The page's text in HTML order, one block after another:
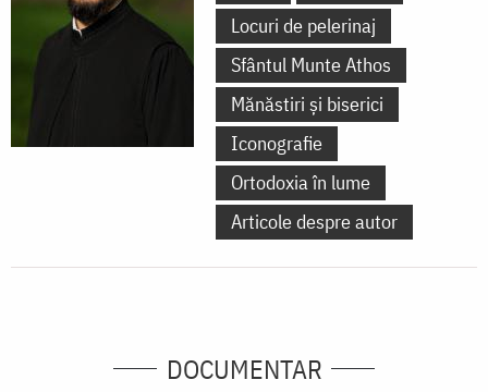
Locuri de pelerinaj
Sfântul Munte Athos
Mănăstiri și biserici
Iconografie
Ortodoxia în lume
Articole despre autor
DOCUMENTAR